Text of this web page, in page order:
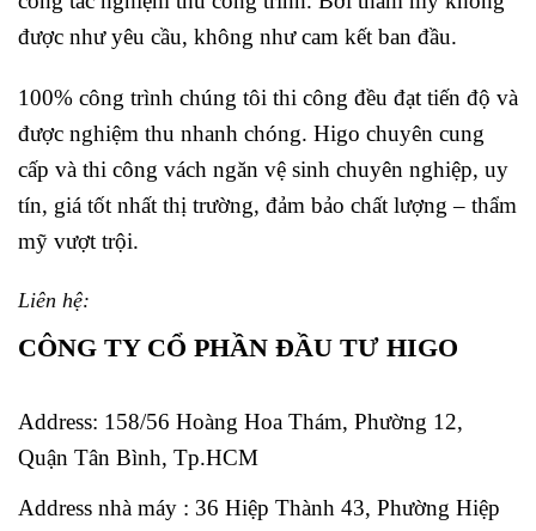
được như yêu cầu, không như cam kết ban đầu.
100% công trình chúng tôi thi công đều đạt tiến độ và
được nghiệm thu nhanh chóng. Higo chuyên cung
cấp và thi công vách ngăn vệ sinh chuyên nghiệp, uy
tín, giá tốt nhất thị trường, đảm bảo chất lượng – thẩm
mỹ vượt trội.
Liên hệ:
CÔNG TY CỔ PHẦN ĐẦU TƯ HIGO
Address: 158/56 Hoàng Hoa Thám, Phường 12,
Quận Tân Bình, Tp.HCM
Address nhà máy : 36 Hiệp Thành 43, Phường Hiệp